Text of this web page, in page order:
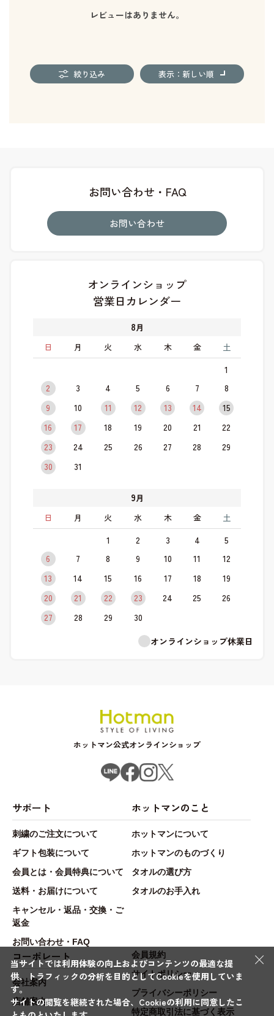
レビューはありません。
絞り込み 表示：新しい順
お問い合わせ・FAQ
お問い合わせ
オンラインショップ
営業日カレンダー
8月
日
月 火 水 木 金 土
1
2
3 4 5 6 7
8
9
10 11 12 13 14
15
16
17 18 19 20 21
22
23
24 25 26 27 28
29
30
31
9月
日
月 火 水 木 金 土
1 2 3 4
5
6
7 8 9 10 11
12
13
14 15 16 17 18
19
20
21 22 23 24 25
26
27
28 29
30
オンラインショップ休業日
ホットマン公式オンラインショップ
サポート
刺繍のご注文について
ギフト包装について
会員とは・会員特典について
送料・お届けについて
キャンセル・返品・交換・ご
返金
お問い合わせ・FAQ
ホットマンのこと
ホットマンについて
ホットマンのものづくり
タオルの選び方
タオルのお手入れ
コーポレート
会社案内
店舗案内
会員規約
サイトポリシー
プライバシーポリシー
特定商取引法に基づく表示
×
当サイトでは利用体験の向上およびコンテンツの最適な提
供、トラフィックの分析を目的としてCookieを使用していま
す。
サイトの閲覧を継続された場合、Cookieの利用に同意したこ